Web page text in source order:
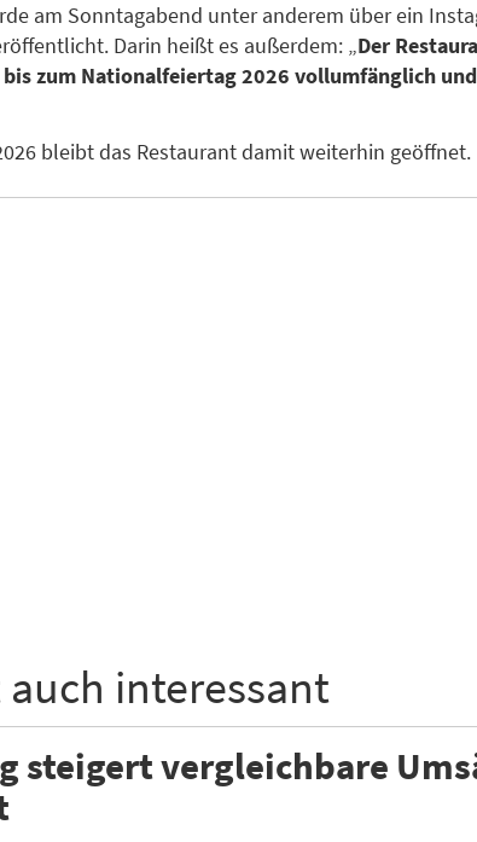
am Sonntagabend unter anderem über ein
Darin heißt es außerdem: „Der
zum Nationalfeiertag 2026 vollumfänglich
bleibt das Restaurant damit weiterhin geöffnet.
interessant
steigert vergleichbare